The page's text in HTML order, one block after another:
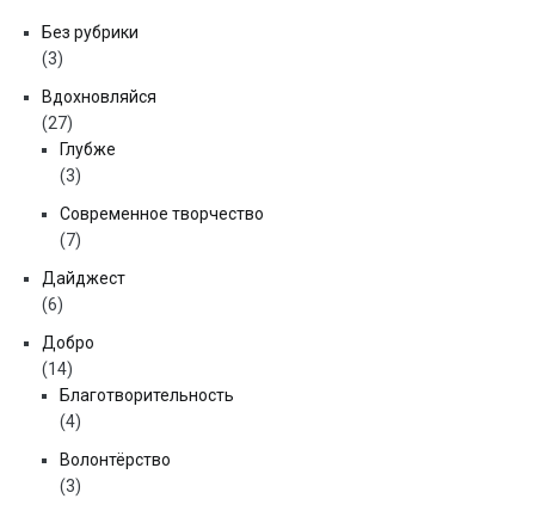
Без рубрики
(3)
Вдохновляйся
(27)
Глубже
(3)
Современное творчество
(7)
Дайджест
(6)
Добро
(14)
Благотворительность
(4)
Волонтёрство
(3)